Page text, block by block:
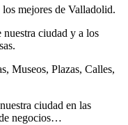
mejores de Valladolid.
ciudad y a los
Museos, Plazas, Calles,
ciudad en las
negocios…